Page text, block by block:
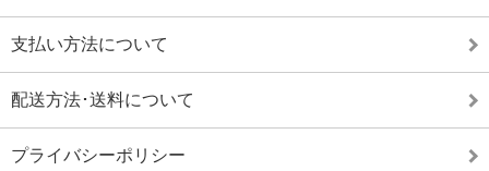
支払い方法について
配送方法･送料について
プライバシーポリシー